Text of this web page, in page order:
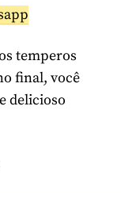
temperos
final, você
delicioso